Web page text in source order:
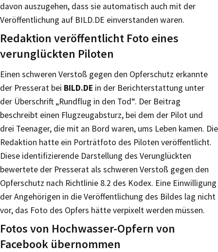
davon auszugehen, dass sie automatisch auch mit der
Veröffentlichung auf BILD.DE einverstanden waren.
Redaktion veröffentlicht Foto eines
verunglückten Piloten
Einen schweren Verstoß gegen den Opferschutz erkannte
der Presserat bei BILD.DE in der Berichterstattung unter
der Überschrift „Rundflug in den Tod“. Der Beitrag
beschreibt einen Flugzeugabsturz, bei dem der Pilot und
drei Teenager, die mit an Bord waren, ums Leben kamen. Die
Redaktion hatte ein Porträtfoto des Piloten veröffentlicht.
Diese identifizierende Darstellung des Verunglückten
bewertete der Presserat als schweren Verstoß gegen den
Opferschutz nach Richtlinie 8.2 des Kodex. Eine Einwilligung
der Angehörigen in die Veröffentlichung des Bildes lag nicht
vor, das Foto des Opfers hätte verpixelt werden müssen.
Fotos von Hochwasser-Opfern von
Facebook übernommen